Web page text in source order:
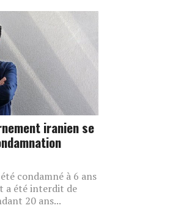
iranien se
condamné à 6 ans
a été interdit de
20 ans...